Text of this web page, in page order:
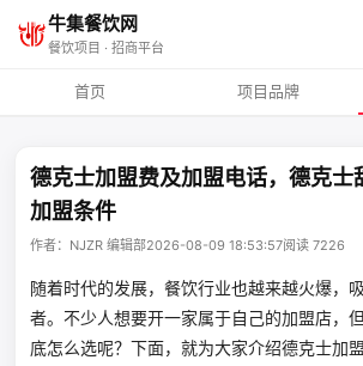
牛集餐饮网
餐饮项目 · 招商平台
首页 项目品牌
德克士加盟费及加盟电话，德克士
加盟条件
作者：NJZR 编辑部2026-08-09 18:53:57阅读 7226
随着时代的发展，餐饮行业也越来越火爆，
者。不少人想要开一家属于自己的加盟店，
底怎么选呢？下面，就为大家介绍德克士加